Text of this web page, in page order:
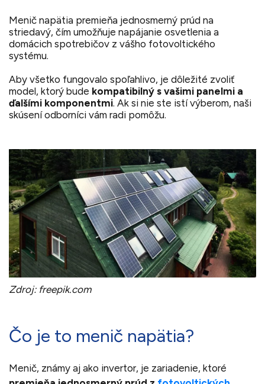
Menič napätia premieňa jednosmerný prúd na
striedavý, čím umožňuje napájanie osvetlenia a
domácich spotrebičov z vášho fotovoltického
systému.
Aby všetko fungovalo spoľahlivo, je dôležité zvoliť
model, ktorý bude kompatibilný s vašimi panelmi a
ďalšími komponentmi. Ak si nie ste istí výberom, naši
skúsení odborníci vám radi pomôžu.
Zdroj: freepik.com
Čo je to menič napätia?
Menič, známy aj ako invertor, je zariadenie, ktoré